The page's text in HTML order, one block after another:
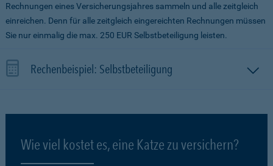
Rechnungen eines Versicherungsjahres sammeln und alle zeitgleich
einreichen. Denn für alle zeitgleich eingereichten Rechnungen müssen
Sie nur einmalig die max. 250 EUR Selbstbeteiligung leisten.
Rechenbeispiel: Selbstbeteiligung
Wie viel kostet es, eine Katze zu versichern?